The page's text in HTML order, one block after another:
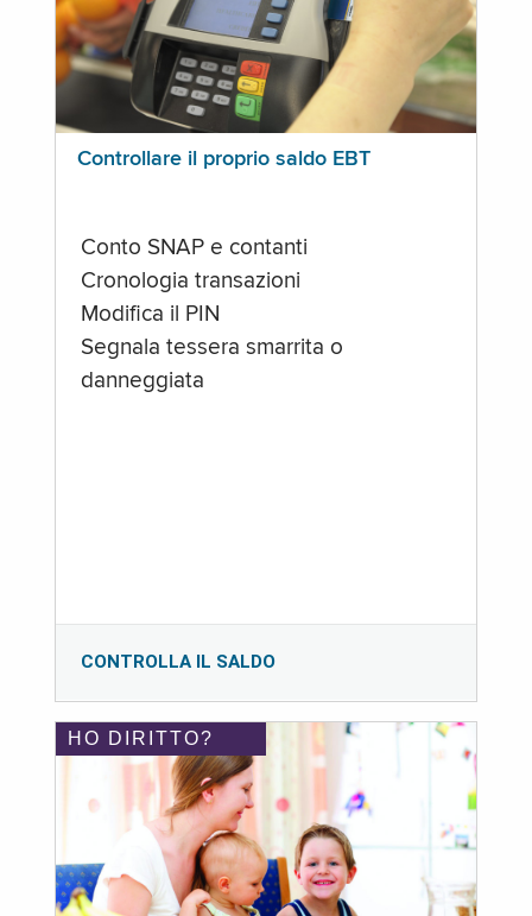
Controllare il proprio saldo EBT
Conto SNAP e contanti
Cronologia transazioni
Modifica il PIN
Segnala tessera smarrita o
danneggiata
CONTROLLA IL SALDO
HO DIRITTO?